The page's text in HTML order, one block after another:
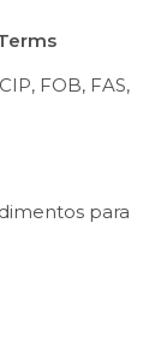
FOB, FAS,
para